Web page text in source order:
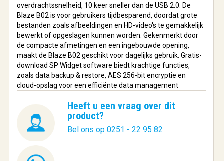
overdrachtssnelheid, 10 keer sneller dan de USB 2.0. De
Blaze B02 is voor gebruikers tijdbesparend, doordat grote
bestanden zoals afbeeldingen en HD-video's te gemakkelijk
bewerkt of opgeslagen kunnen worden. Gekenmerkt door
de compacte afmetingen en een ingebouwde opening,
maakt de Blaze B02 geschikt voor dagelijks gebruik. Gratis-
download SP Widget software biedt krachtige functies,
zoals data backup & restore, AES 256-bit encryptie en
cloud-opslag voor een efficiënte data management
Heeft u een vraag over dit
product?
Bel ons op 0251 - 22 95 82